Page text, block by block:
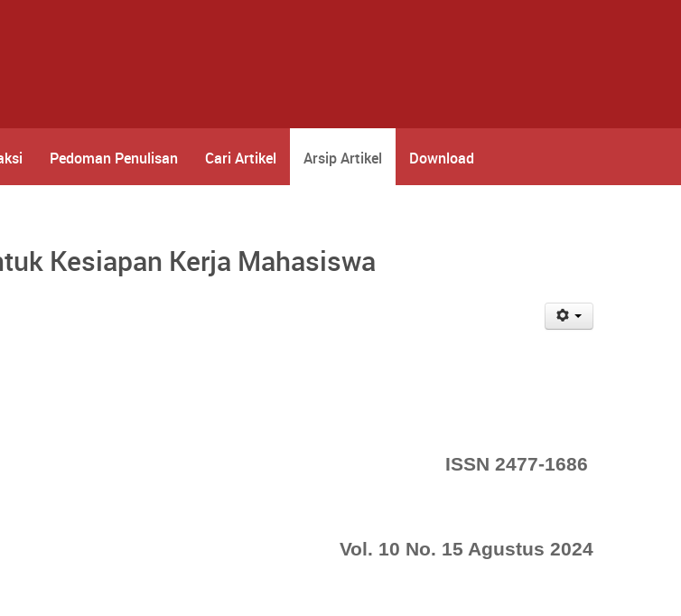
Pedoman Penulisan Cari Artikel Arsip Artikel Download
Kesiapan Kerja Mahasiswa
ISSN 2477-1686
Vol. 10 No. 15 Agustus 2024